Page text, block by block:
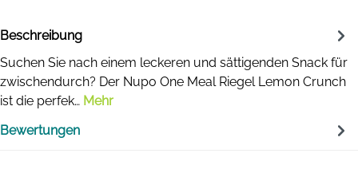
Beschreibung
Suchen Sie nach einem leckeren und sättigenden Snack für
zwischendurch? Der Nupo One Meal Riegel Lemon Crunch
ist die perfek… Mehr
Bewertungen